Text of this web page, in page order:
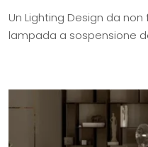
Un Lighting Design da
lampada a sospensione